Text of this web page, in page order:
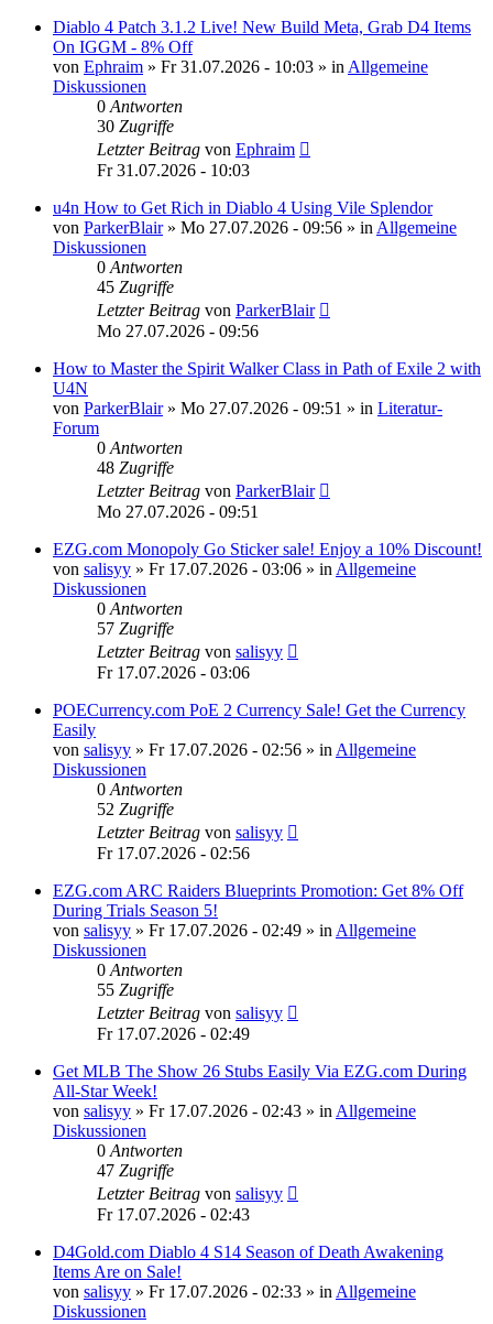
Diablo 4 Patch 3.1.2 Live! New Build Meta, Grab D4 Items
On IGGM - 8% Off
von Ephraim » Fr 31.07.2026 - 10:03 » in Allgemeine
Diskussionen
0 Antworten
30 Zugriffe
Letzter Beitrag von Ephraim
Fr 31.07.2026 - 10:03
u4n How to Get Rich in Diablo 4 Using Vile Splendor
von ParkerBlair» Mo 27.07.2026 - 09:56 » in Allgemeine
Diskussionen
0 Antworten
45 Zugriffe
Letzter Beitrag von ParkerBlair
Mo 27.07.2026 - 09:56
How to Master the Spirit Walker Class in Path of Exile 2 with
U4N
von ParkerBlair» Mo 27.07.2026 - 09:51 » in Literatur-
Forum
0 Antworten
48 Zugriffe
Letzter Beitrag von ParkerBlair
Mo 27.07.2026 - 09:51
EZG.com Monopoly Go Sticker sale! Enjoy a 10% Discount!
von salisyy » Fr 17.07.2026 - 03:06 » in Allgemeine
Diskussionen
0 Antworten
57 Zugriffe
Letzter Beitrag von salisyy
Fr 17.07.2026 - 03:06
POECurrency.com PoE 2 Currency Sale! Get the Currency
Easily
von salisyy » Fr 17.07.2026 - 02:56 » in Allgemeine
Diskussionen
0 Antworten
52 Zugriffe
Letzter Beitrag von salisyy
Fr 17.07.2026 - 02:56
EZG.com ARC Raiders Blueprints Promotion: Get 8% Off
During Trials Season 5!
von salisyy » Fr 17.07.2026 - 02:49 » in Allgemeine
Diskussionen
0 Antworten
55 Zugriffe
Letzter Beitrag von salisyy
Fr 17.07.2026 - 02:49
Get MLB The Show 26 Stubs Easily Via EZG.com During
All-Star Week!
von salisyy » Fr 17.07.2026 - 02:43 » in Allgemeine
Diskussionen
0 Antworten
47 Zugriffe
Letzter Beitrag von salisyy
Fr 17.07.2026 - 02:43
D4Gold.com Diablo 4 S14 Season of Death Awakening
Items Are on Sale!
von salisyy » Fr 17.07.2026 - 02:33 » in Allgemeine
Diskussionen